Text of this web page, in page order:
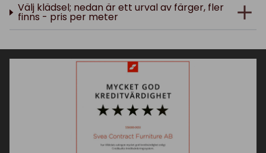
Välj klädsel; nedan är ett urval av färger, fler
finns - pris per meter